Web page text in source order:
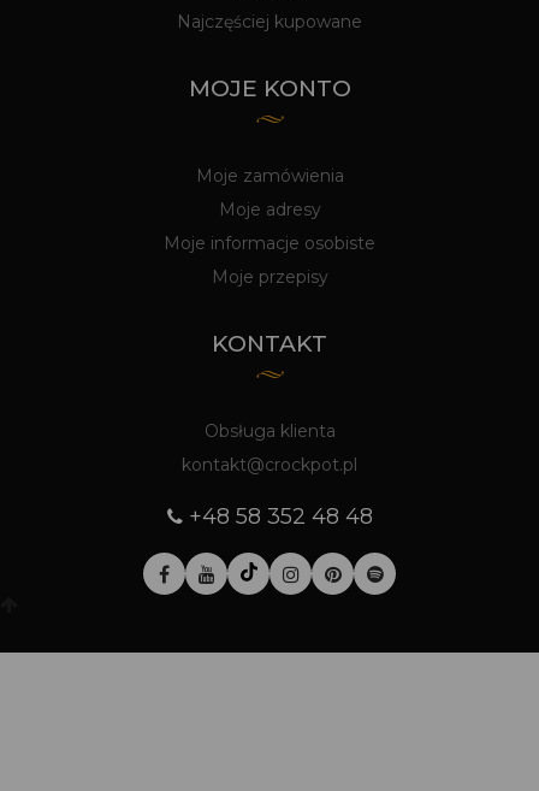
Najczęściej kupowane
MOJE KONTO
Moje zamówienia
Moje adresy
Moje informacje osobiste
Moje przepisy
KONTAKT
Obsługa klienta
kontakt@crockpot.pl
+48 58 352 48 48